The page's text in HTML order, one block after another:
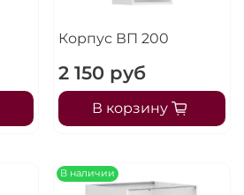
Корпус ВП 200
2 150 руб
В корзину
В наличии